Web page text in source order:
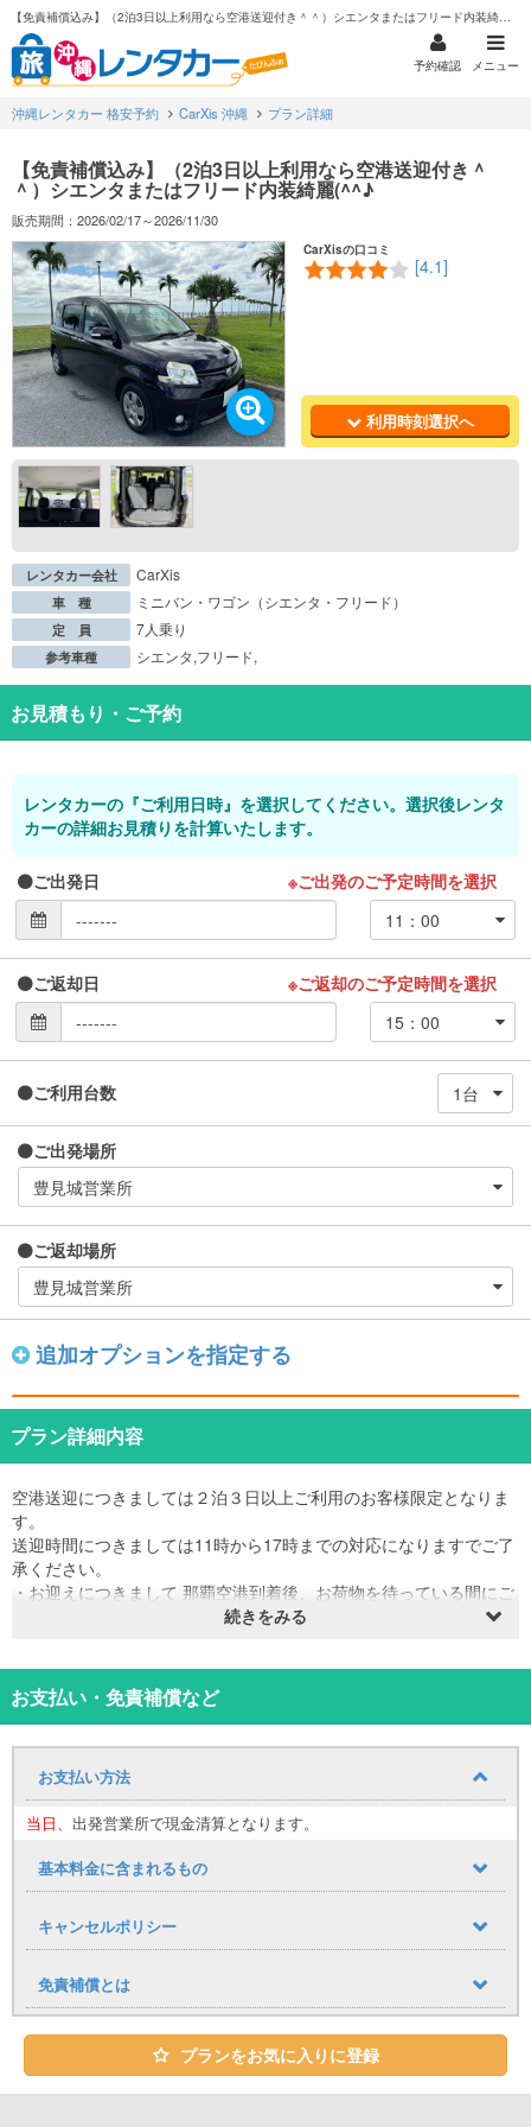
【免責補償込み】（2泊3日以上利用なら空港送迎付き＾＾）シエンタまたはフリード内装綺麗(^^♪
予約確認 メニュー
沖縄レンタカー 格安予約 CarXis 沖縄 プラン詳細
【免責補償込み】（2泊3日以上利用なら空港送迎付き＾
＾）シエンタまたはフリード内装綺麗(^^♪
販売期間：2026/02/17～2026/11/30
CarXisの口コミ
[4.1]
利用時刻選択へ
レンタカー会社 CarXis
車 種 ミニバン・ワゴン（シエンタ・フリード）
定 員 7人乗り
参考車種 シエンタ,フリード,
お見積もり・ご予約
レンタカーの『ご利用日時』を選択してください。選択後レンタ
カーの詳細お見積りを計算いたします。
ご出発日 ※ご出発のご予定時間を選択
ご返却日 ※ご返却のご予定時間を選択
ご利用台数
ご出発場所
ご返却場所
追加オプションを指定する
プラン詳細内容
空港送迎につきましては２泊３日以上ご利用のお客様限定となりま
す。
送迎時間につきましては11時から17時までの対応になりますでご了
承ください。
・お迎えにつきまして 那覇空港到着後、お荷物を待っている間にご
連絡ください。 レンタカー送迎バス乗り場一番右端でお待ちくださ
※送迎について：二泊三日以上で空港送迎が付きます。二泊三日未満
でのご利用は、送迎はお断りしていますので店舗の方までお越しく
ださい。
バックします。【領収書をご持参ください】
令和2月16日以降のご予約についてはキャッシュバックされたお客
様は帰りの送迎はございませんのでご了承ください。
す。
お断りしております。
貸し渡し場所は豊見城市座安219－１になります。
続きをみる
お支払い・免責補償など
お支払い方法
当日、出発営業所で現金清算となります。
基本料金に含まれるもの
キャンセルポリシー
免責補償とは
プランをお気に入りに登録